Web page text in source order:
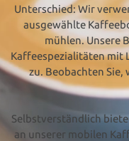
Unterschied: Wir
ausgewählte
mühlen. Unsere
Kaffeespezialitäten mit
zu. Beobachten
Selbstverständlich
an unserer mobilen